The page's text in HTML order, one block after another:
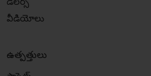
వీడియోలు
ఉత్పత్తులు